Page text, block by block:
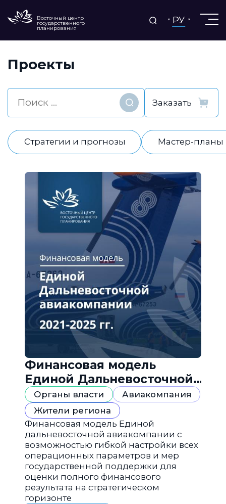
Восточный центр
государственного
планирования
РУ
Проекты
Найти
Стратегии и прогнозы Мастер-планы
Финансовая модель
Единой Дальневосточной
авиакомпании
Органы власти
Авиакомпания
Жители региона
Финансовая модель Единой
дальневосточной авиакомпании с
возможностью гибкой настройки всех
операционных параметров и мер
государственной поддержки для
оценки полного финансового
результата на стратегическом
горизонте